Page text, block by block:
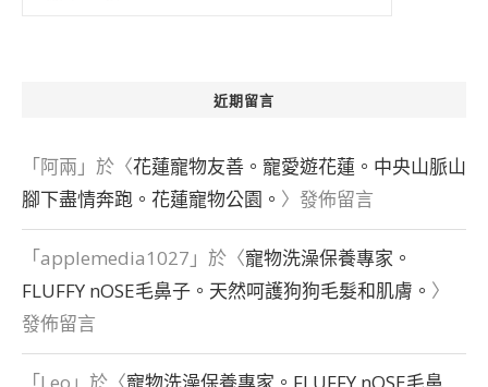
近期留言
「阿兩 」於〈花蓮寵物友善。寵愛遊花蓮。中央山脈山
腳下盡情奔跑。花蓮寵物公園。 〉發佈留言
「applemedia1027 」於〈寵物洗澡保養專家。
FLUFFY nOSE毛鼻子。天然呵護狗狗毛髮和肌膚。 〉
發佈留言